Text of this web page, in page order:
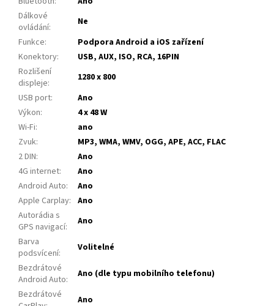
Dálkové
ovládání:
Ne
Funkce:
Podpora Android a iOS zařízení
Konektory:
USB, AUX, ISO, RCA, 16PIN
Rozlišení
displeje:
1280 x 800
USB port:
Ano
Výkon:
4 x 48 W
Wi-Fi:
ano
Zvuk:
MP3, WMA, WMV, OGG, APE, ACC, FLAC
2 DIN:
Ano
4G internet:
Ano
Android Auto:
Ano
Apple Carplay: Ano
Autorádia s
GPS navigací:
Ano
Barva
podsvícení:
Volitelné
Bezdrátové
Android Auto:
Ano (dle typu mobilního telefonu)
Bezdrátové
Ano